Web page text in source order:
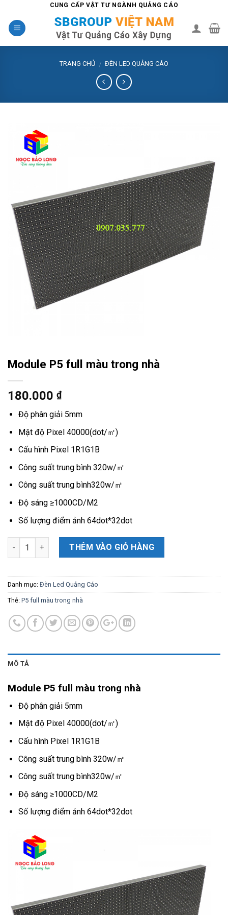
content
CUNG CẤP VẬT TƯ NGÀNH QUẢNG CÁO
TRANG CHỦ / ĐÈN LED QUẢNG CÁO
Module P5 full màu trong nhà
180.000 ₫
Độ phân giải 5mm
Mật độ Pixel 40000(dot/㎡)
Cấu hình Pixel 1R1G1B
Công suất trung bình 320w/㎡
Công suất trung bình320w/㎡
Độ sáng ≥1000CD/M2
Số lượng điểm ảnh 64dot*32dot
Số lượng THÊM VÀO GIỎ HÀNG
Danh mục: Đèn Led Quảng Cáo
Thẻ: P5 full màu trong nhà
MÔ TẢ
Module P5 full màu trong nhà
Độ phân giải 5mm
Mật độ Pixel 40000(dot/㎡)
Cấu hình Pixel 1R1G1B
Công suất trung bình 320w/㎡
Công suất trung bình320w/㎡
Độ sáng ≥1000CD/M2
Số lượng điểm ảnh 64dot*32dot